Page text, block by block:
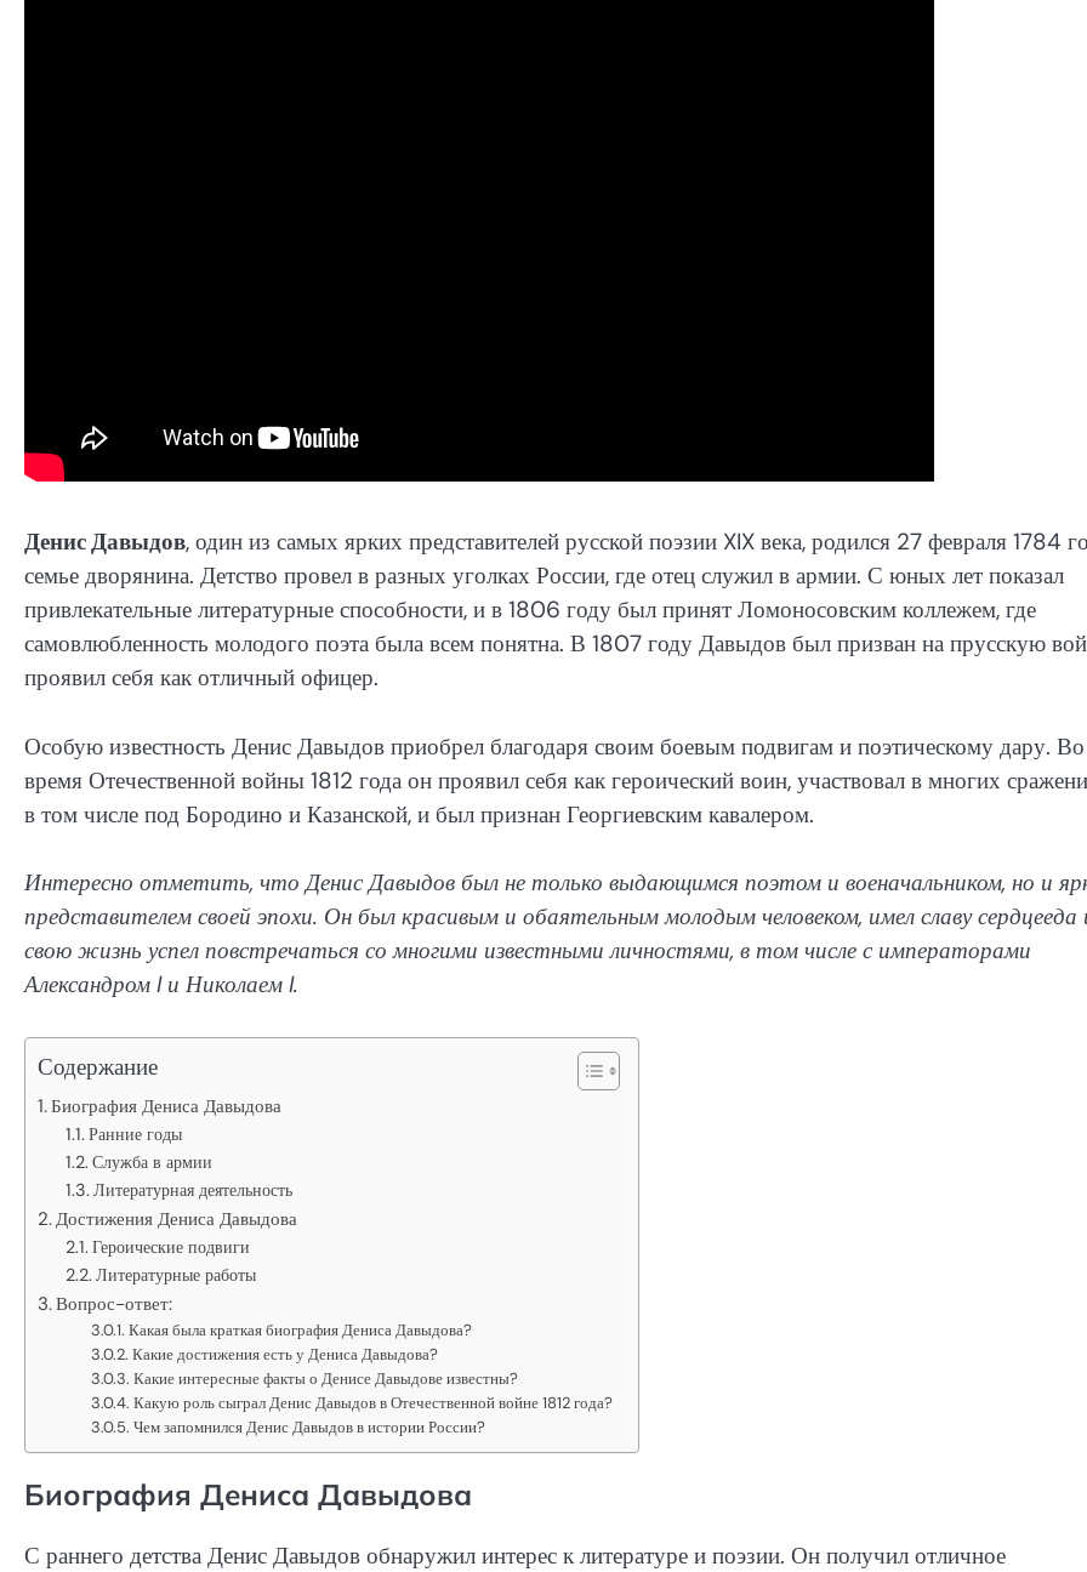
Денис Давыдов, один из самых ярких представителей русской поэзии XIX века, родился 27 февраля 1784
семье дворянина. Детство провел в разных уголках России, где отец служил в армии. С юных лет показал
привлекательные литературные способности, и в 1806 году был принят Ломоносовским коллежем, где
самовлюбленность молодого поэта была всем понятна. В 1807 году Давыдов был призван на прусскую
проявил себя как отличный офицер.
Особую известность Денис Давыдов приобрел благодаря своим боевым подвигам и поэтическому дару. Во
время Отечественной войны 1812 года он проявил себя как героический воин, участвовал в многих
в том числе под Бородино и Казанской, и был признан Георгиевским кавалером.
Интересно отметить, что Денис Давыдов был не только выдающимся поэтом и военачальником, но и
представителем своей эпохи. Он был красивым и обаятельным молодым человеком, имел славу сердцееда
свою жизнь успел повстречаться со многими известными личностями, в том числе с императорами
Александром I и Николаем I.
Содержание
Биография Дениса Давыдова
Ранние годы
Служба в армии
Литературная деятельность
Достижения Дениса Давыдова
Героические подвиги
Литературные работы
Вопрос-ответ:
Какая была краткая биография Дениса Давыдова?
Какие достижения есть у Дениса Давыдова?
Какие интересные факты о Денисе Давыдове известны?
Какую роль сыграл Денис Давыдов в Отечественной войне 1812 года?
Чем запомнился Денис Давыдов в истории России?
Биография Дениса Давыдова
С раннего детства Денис Давыдов обнаружил интерес к литературе и поэзии. Он получил отличное